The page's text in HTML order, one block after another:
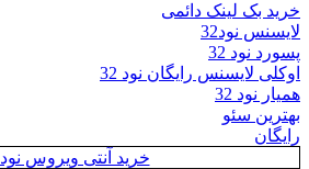
خرید بک لینک دائمی
لایسنس نود32
پسورد نود 32
اوکلی لایسنس رایگان نود 32
همیار نود 32
بهترین سئو
رایگان
خرید آنتی ویروس نود